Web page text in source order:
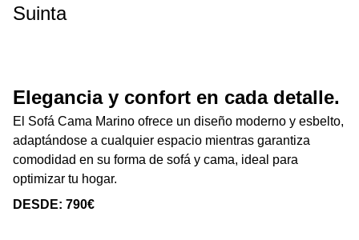
Suinta
Elegancia y confort en cada detalle.
El Sofá Cama Marino ofrece un diseño moderno y esbelto,
adaptándose a cualquier espacio mientras garantiza
comodidad en su forma de sofá y cama, ideal para
optimizar tu hogar.
DESDE: 790€